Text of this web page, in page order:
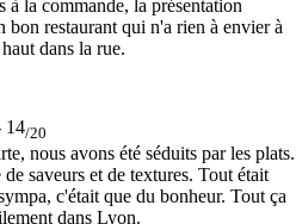
la commande, la présentation
restaurant qui n'a rien à envier à
dans la rue.
14/20
nous avons été séduits par les plats.
saveurs et de textures. Tout était
c'était que du bonheur. Tout ça
dans Lyon.